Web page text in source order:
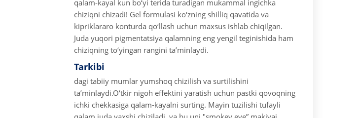
qalam-kayal kun bo‘yi terida turadigan mukammal ingichka
chiziqni chizadi! Gel formulasi ko‘zning shilliq qavatida va
kipriklararo konturda qo‘llash uchun maxsus ishlab chiqilgan.
Juda yuqori pigmentatsiya qalamning eng yengil teginishida ham
chiziqning to‘yingan rangini ta’minlaydi.
Tarkibi
dagi tabiiy mumlar yumshoq chizilish va surtilishini
ta’minlaydi.O‘tkir nigoh effektini yaratish uchun pastki qovoqning
ichki chekkasiga qalam-kayalni surting. Mayin tuzilishi tufayli